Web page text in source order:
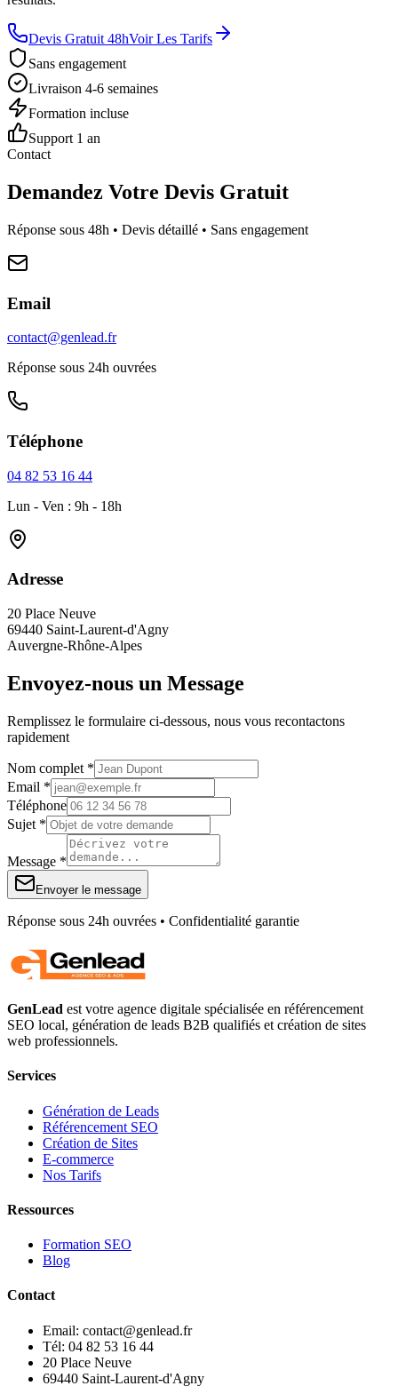
Devis Gratuit 48hVoir Les Tarifs
Sans engagement
Livraison 4-6 semaines
Formation incluse
Support 1 an
Contact
Demandez Votre Devis Gratuit
Réponse sous 48h • Devis détaillé • Sans engagement
Email
contact@genlead.fr
Réponse sous 24h ouvrées
Téléphone
04 82 53 16 44
Lun - Ven : 9h - 18h
Adresse
20 Place Neuve
69440 Saint-Laurent-d'Agny
Auvergne-Rhône-Alpes
Envoyez-nous un Message
Remplissez le formulaire ci-dessous, nous vous recontactons
rapidement
Nom complet *
Email *
Téléphone
Sujet *
Message *
Envoyer le message
Réponse sous 24h ouvrées • Confidentialité garantie
GenLead est votre agence digitale spécialisée en référencement
SEO local, génération de leads B2B qualifiés et création de sites
web professionnels.
Services
Génération de Leads
Référencement SEO
Création de Sites
E-commerce
Nos Tarifs
Ressources
Formation SEO
Blog
Contact
Email: contact@genlead.fr
Tél: 04 82 53 16 44
20 Place Neuve
69440 Saint-Laurent-d'Agny